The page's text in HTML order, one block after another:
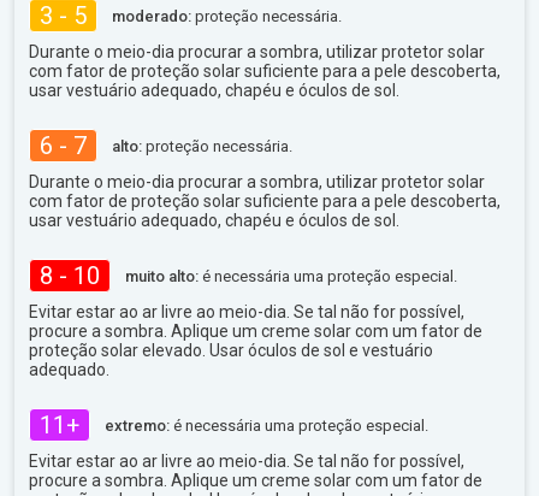
3 - 5 moderado: proteção necessária.
Durante o meio-dia procurar a sombra, utilizar protetor solar
com fator de proteção solar suficiente para a pele descoberta,
usar vestuário adequado, chapéu e óculos de sol.
6 - 7 alto: proteção necessária.
Durante o meio-dia procurar a sombra, utilizar protetor solar
com fator de proteção solar suficiente para a pele descoberta,
usar vestuário adequado, chapéu e óculos de sol.
8 - 10 muito alto: é necessária uma proteção especial.
Evitar estar ao ar livre ao meio-dia. Se tal não for possível,
procure a sombra. Aplique um creme solar com um fator de
proteção solar elevado. Usar óculos de sol e vestuário
adequado.
11+ extremo: é necessária uma proteção especial.
Evitar estar ao ar livre ao meio-dia. Se tal não for possível,
procure a sombra. Aplique um creme solar com um fator de